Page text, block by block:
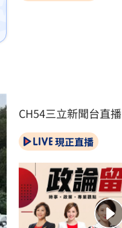
CH54三立新聞台直播
現正直播